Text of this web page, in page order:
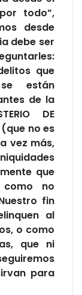
todo”,
desde
debe ser
que
están
de la
DE
(que no es
vez más,
que
no
fin
al
o como
que ni
para